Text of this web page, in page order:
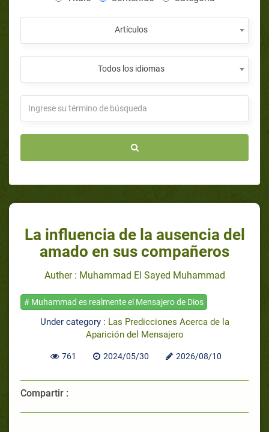
Artículos
Todos los idiomas
La influencia de la ausencia del
amado en sus compañeros
Auther : Muhammad El Sayed Muhammad
# Muhammad es realmente el Mensajero de Dios
Under category : Las Predicciones Acerca de la
Aparición del Mensajero
761 2024/05/30 2026/08/10
Compartir :